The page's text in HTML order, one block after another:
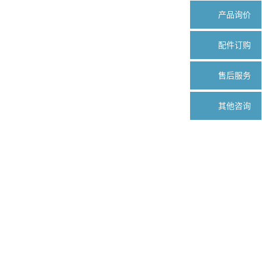
产品询价
配件订购
售后服务
其他咨询